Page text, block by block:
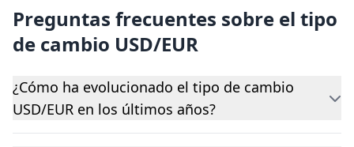
Preguntas frecuentes sobre el tipo
de cambio USD/EUR
¿Cómo ha evolucionado el tipo de cambio
USD/EUR en los últimos años?